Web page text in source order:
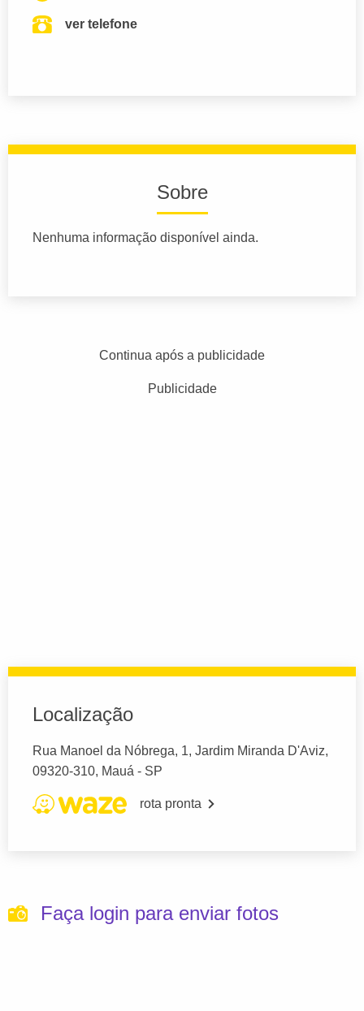
ver telefone
Sobre
Nenhuma informação disponível ainda.
Continua após a publicidade
Publicidade
Localização
Rua Manoel da Nóbrega, 1, Jardim Miranda D'Aviz,
09320-310, Mauá - SP
rota pronta
Faça login para enviar fotos